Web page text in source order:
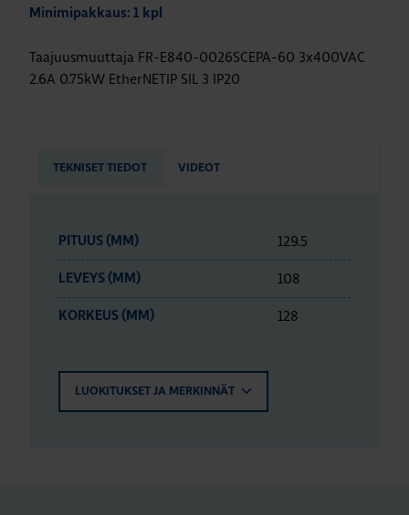
Minimipakkaus: 1 kpl
Taajuusmuuttaja FR-E840-0026SCEPA-60 3x400VAC
2.6A 0.75kW EtherNETIP SIL 3 IP20
TEKNISET TIEDOT VIDEOT
PITUUS (MM) 129.5
LEVEYS (MM) 108
KORKEUS (MM) 128
LUOKITUKSET JA MERKINNÄT